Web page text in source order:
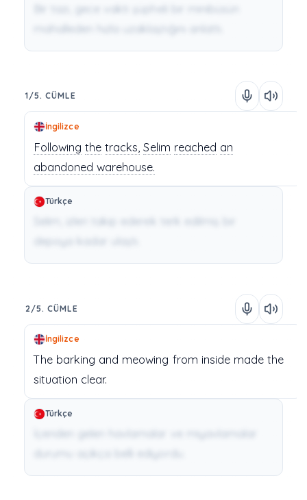
Bir tazı, gece vakti şüpheli bir minibüsün
mahalleden hızla uzaklaştığını anlattı.
1/5. CÜMLE
İngilizce
Following the tracks, Selim reached an
abandonedwarehouse.
Türkçe
Selim, izleri takip ederek terk edilmiş bir
depoya kadar ulaştı.
2/5. CÜMLE
İngilizce
The barking and meowing from inside made the
situation clear.
Türkçe
İçeriden gelen havlamalar ve miyavlamalar
durumu açıkça belli ediyordu.